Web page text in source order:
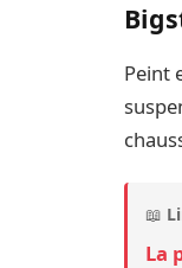
Peint
📖
La